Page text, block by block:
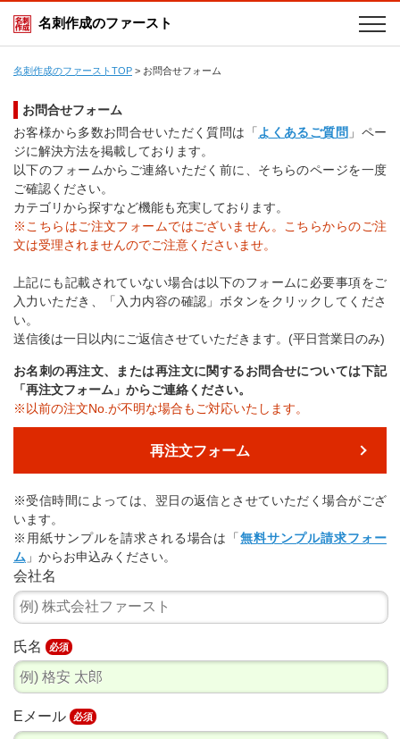
名刺作成のファースト
名刺作成のファーストTOP > お問合せフォーム
お問合せフォーム
お客様から多数お問合せいただく質問は「 よくあるご質問 」ペー
ジに解決方法を掲載しております。
以下のフォームからご連絡いただく前に、そちらのページを一度
ご確認ください。
カテゴリから探すなど機能も充実しております。
※こちらはご注文フォームではございません。こちらからのご注
文は受理されませんのでご注意くださいませ。
上記にも記載されていない場合は以下のフォームに必要事項をご
入力いただき、「入力内容の確認」ボタンをクリックしてくださ
い。
送信後は一日以内にご返信させていただきます。(平日営業日のみ)
お名刺の再注文、または再注文に関するお問合せについては下記
「再注文フォーム」からご連絡ください。
※以前の注文No.が不明な場合もご対応いたします。
再注文フォーム
※受信時間によっては、翌日の返信とさせていただく場合がござ
います。
※用紙サンプルを請求される場合は「無料サンプル請求フォー
ム 」からお申込みください。
会社名
氏名 必須
Eメール 必須